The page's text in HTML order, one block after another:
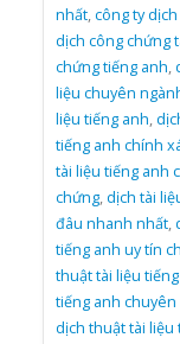
nhất,công ty
dịch công chứng
chứng tiếng anh,
liệu chuyên
liệu tiếng anh,
tiếng anh chính
tài liệu tiếng anh
chứng,dịch tài
đâu nhanh nhất,
tiếng anh uy tín
thuật tài liệu
tiếng anh chuyên
dịch thuật tài